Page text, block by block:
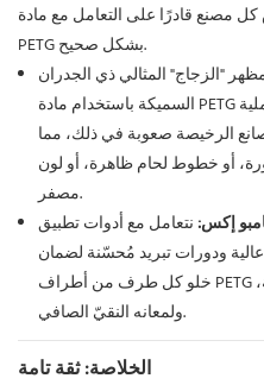
مصنع قادرًا على التعامل مع مادة
PETG بشكل صحيح.
"الزجاج" المثالي ذي الجدران
السميكة باستخدام مادة PETG تحكمًا دقيقًا في درجة الحرارة أثناء عملية
الرخيصة صعوبة في ذلك، مما
أو خطوط لحام ظاهرة، أو لون
مصفر.
إكس: نتعامل مع أدوات تطبيق PETG كما لو كانت عدسات
ودورات تبريد مُحسّنة لضمان
خلو كل طرف من أطراف PETG من الفقاعات، وسلامته الهيكلية،
ولمعانه النقيّ الصافي.
الخلاصة: ثقة تامة